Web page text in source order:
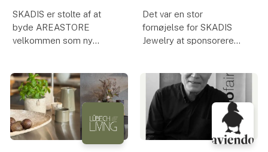
SKADIS er stolte af at
byde AREASTORE
velkommen som ny
Københavns mest
nysgerrige og
designbevidste butikker.
AREASTORE er
grundlagt i København
Det var en stor
fornøjelse for SKADIS
Jewelry at sponsorere
eksklusive VIP-
eftermiddag for
Executive Supporters
hos Comwell Hotels i
Palæet Holte den 18. ju